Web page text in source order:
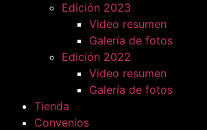
Edición 2023
Video resumen
Galería de fotos
Edición 2022
Video resumen
Galería de fotos
Tienda
Convenios